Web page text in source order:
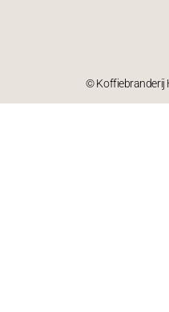
© Koffiebranderij